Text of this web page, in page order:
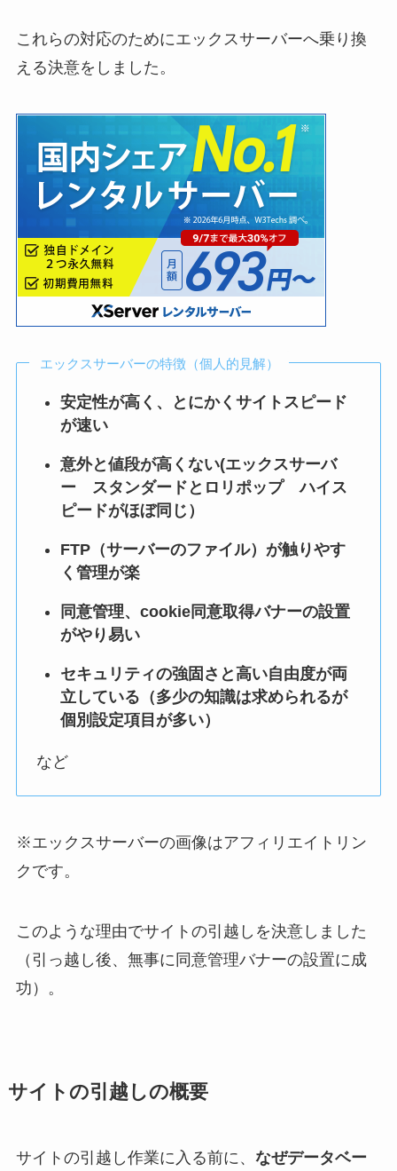
これらの対応のためにエックスサーバーへ乗り換
える決意をしました。
エックスサーバーの特徴（個人的見解）
安定性が高く、とにかくサイトスピード
が速い
意外と値段が高くない(エックスサーバ
ー スタンダードとロリポップ ハイス
ピードがほぼ同じ）
FTP（サーバーのファイル）が触りやす
く管理が楽
同意管理、cookie同意取得バナーの設置
がやり易い
セキュリティの強固さと高い自由度が両
立している（多少の知識は求められるが
個別設定項目が多い）
など
※エックスサーバーの画像はアフィリエイトリン
クです。
このような理由でサイトの引越しを決意しました
（引っ越し後、無事に同意管理バナーの設置に成
功）。
サイトの引越しの概要
サイトの引越し作業に入る前に、 なぜデータベー